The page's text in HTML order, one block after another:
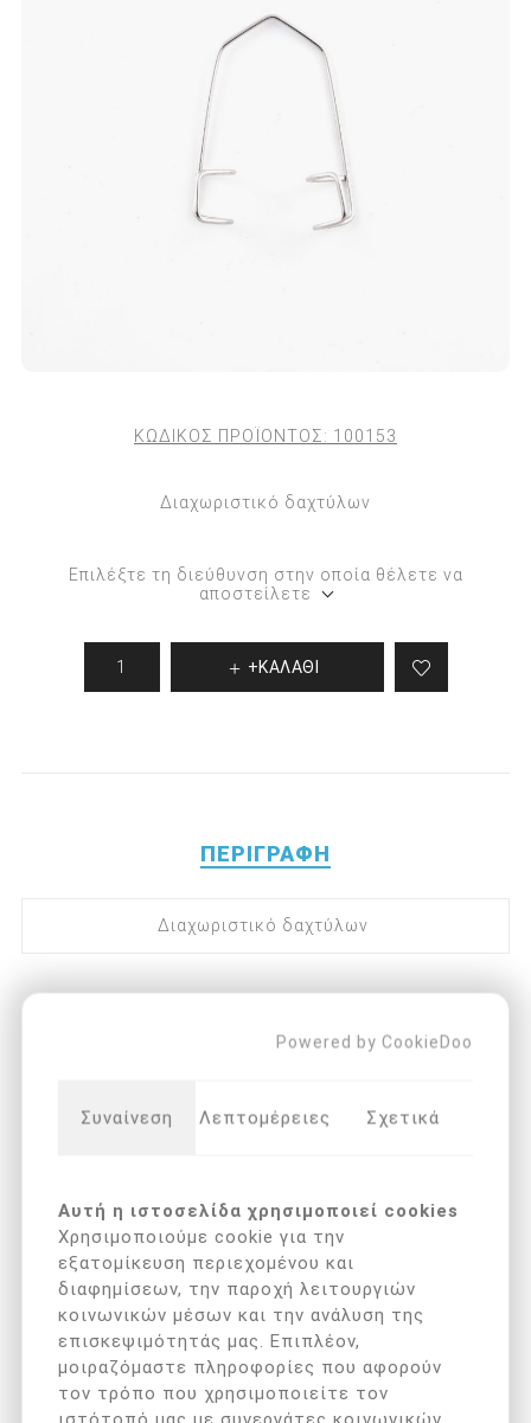
ΚΩΔΙΚΟΣ ΠΡΟΪΟΝΤΟΣ: 100153
Διαχωριστικό δαχτύλων
Επιλέξτε τη διεύθυνση στην οποία θέλετε να
αποστείλετε
+ΚΑΛΑΘΙ
ΠΕΡΙΓΡΑΦΉ
Διαχωριστικό δαχτύλων
ΤΟ ΠΡΟΪΌΝ ΑΓΌΡΑΣΑΝ ΕΠΊΣΗΣ
Powered by CookieDoo
Συναίνεση Λεπτομέρειες Σχετικά
Αυτή η ιστοσελίδα χρησιμοποιεί cookies
Χρησιμοποιούμε cookie για την
εξατομίκευση περιεχομένου και
διαφημίσεων, την παροχή λειτουργιών
κοινωνικών μέσων και την ανάλυση της
επισκεψιμότητάς μας. Επιπλέον,
μοιραζόμαστε πληροφορίες που αφορούν
τον τρόπο που χρησιμοποιείτε τον